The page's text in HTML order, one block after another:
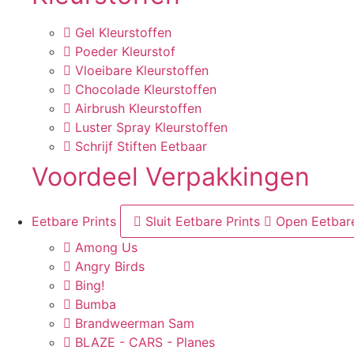
Gel Kleurstoffen
Poeder Kleurstof
Vloeibare Kleurstoffen
Chocolade Kleurstoffen
Airbrush Kleurstoffen
Luster Spray Kleurstoffen
Schrijf Stiften Eetbaar
Voordeel Verpakkingen
Eetbare Prints Sluit Eetbare Prints
Open
Among Us
Angry Birds
Bing!
Bumba
Brandweerman Sam
BLAZE - CARS - Planes